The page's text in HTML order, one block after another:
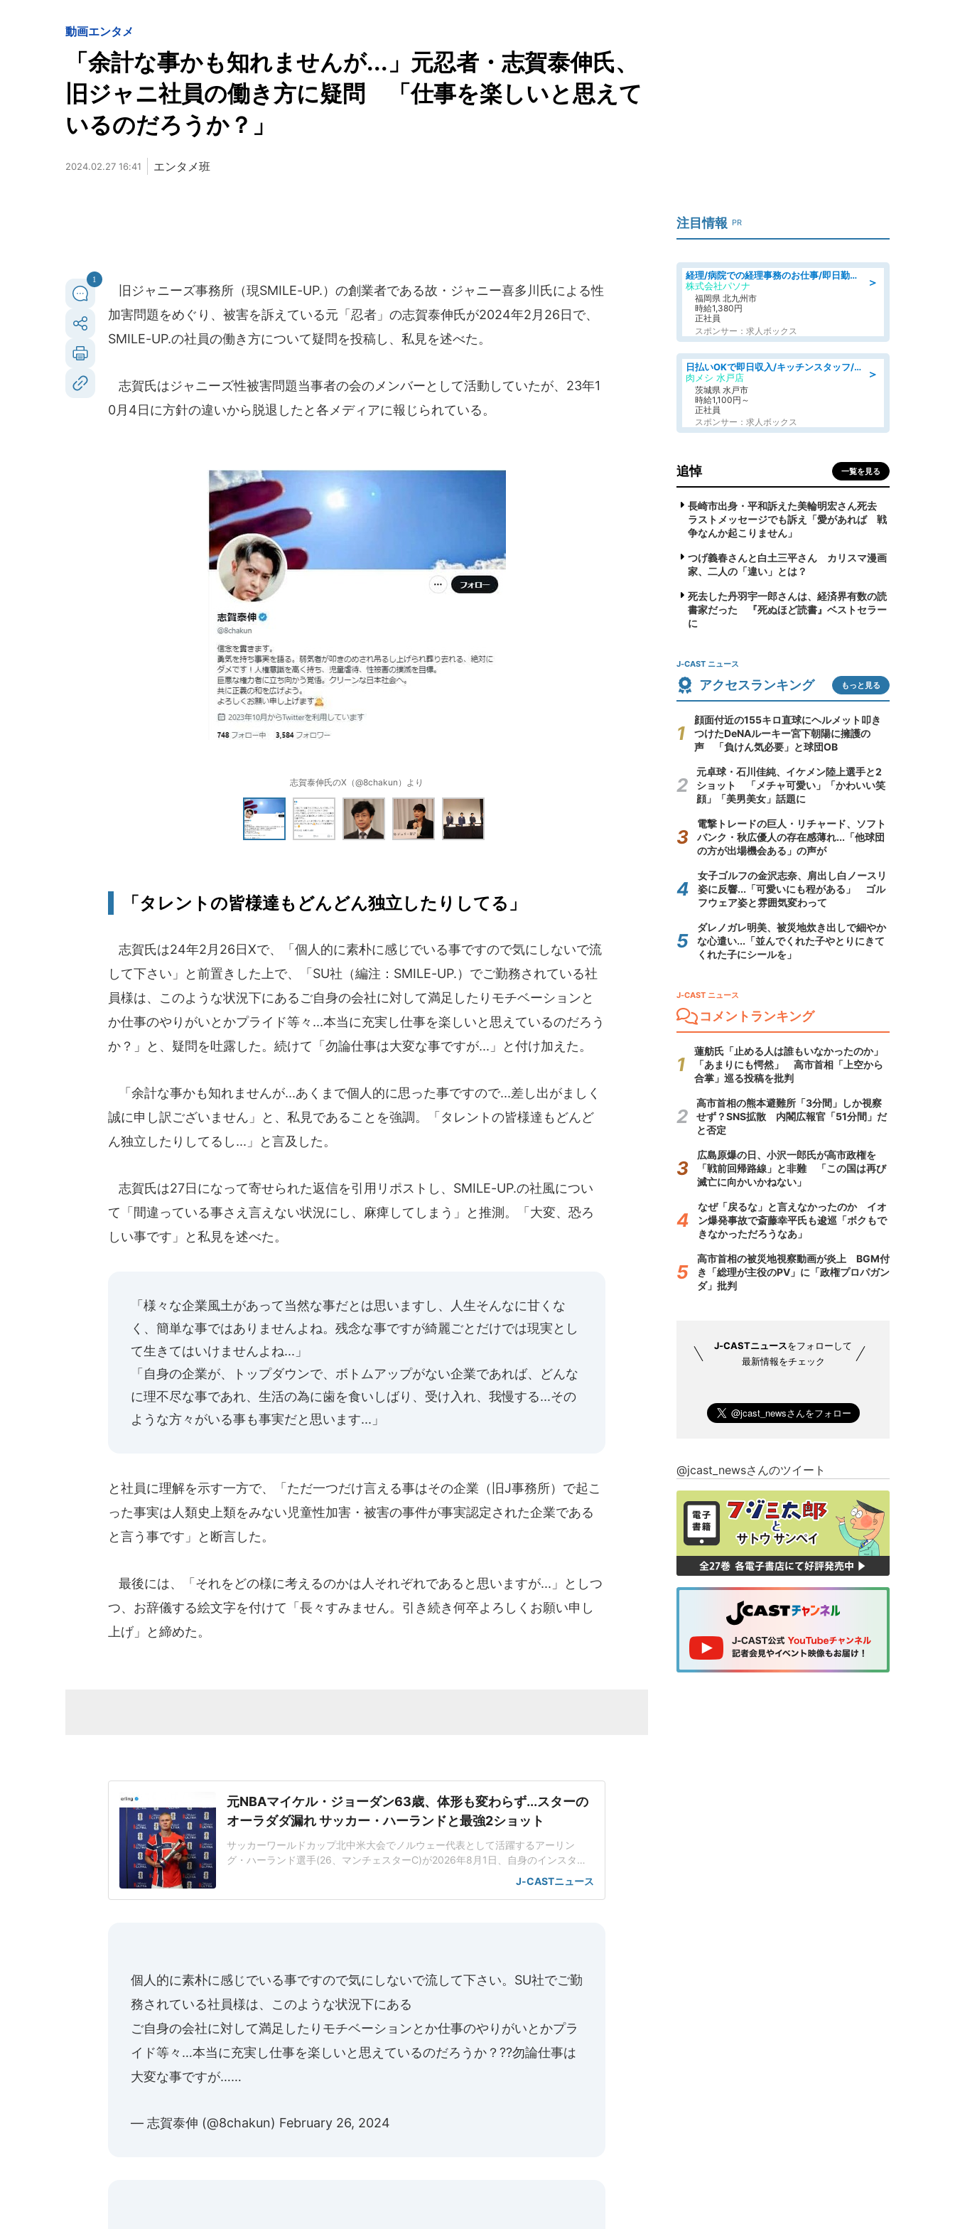
動画エンタメ
「余計な事かも知れませんが...」元忍者・志賀泰伸氏、
旧ジャニ社員の働き方に疑問 「仕事を楽しいと思えて
いるのだろうか？」
2024.02.27 16:41 エンタメ班
1
旧ジャニーズ事務所（現SMILE-UP.）の創業者である故・ジャニー喜多川氏による性
加害問題をめぐり、被害を訴えている元「忍者」の志賀泰伸氏が2024年2月26日で、
SMILE-UP.の社員の働き方について疑問を投稿し、私見を述べた。
志賀氏はジャニーズ性被害問題当事者の会のメンバーとして活動していたが、23年1
0月4日に方針の違いから脱退したと各メディアに報じられている。
志賀泰伸氏のX（@8chakun）より
「タレントの皆様達もどんどん独立したりしてる」
志賀氏は24年2月26日Xで、「個人的に素朴に感じでいる事ですので気にしないで流
して下さい」と前置きした上で、「SU社（編注：SMILE-UP.）でご勤務されている社
員様は、このような状況下にあるご自身の会社に対して満足したりモチベーションと
か仕事のやりがいとかプライド等々...本当に充実し仕事を楽しいと思えているのだろう
か？」と、疑問を吐露した。続けて「勿論仕事は大変な事ですが...」と付け加えた。
「余計な事かも知れませんが...あくまで個人的に思った事ですので...差し出がましく
誠に申し訳ございません」と、私見であることを強調。「タレントの皆様達もどんど
ん独立したりしてるし...」と言及した。
志賀氏は27日になって寄せられた返信を引用リポストし、SMILE-UP.の社風につい
て「間違っている事さえ言えない状況にし、麻痺してしまう」と推測。「大変、恐ろ
しい事です」と私見を述べた。
「様々な企業風土があって当然な事だとは思いますし、人生そんなに甘くな
く、簡単な事ではありませんよね。残念な事ですが綺麗ごとだけでは現実とし
て生きてはいけませんよね...」
「自身の企業が、トップダウンで、ボトムアップがない企業であれば、どんな
に理不尽な事であれ、生活の為に歯を食いしばり、受け入れ、我慢する...その
ような方々がいる事も事実だと思います...」
と社員に理解を示す一方で、「ただ一つだけ言える事はその企業（旧J事務所）で起こ
った事実は人類史上類をみない児童性加害・被害の事件が事実認定された企業である
と言う事です」と断言した。
最後には、「それをどの様に考えるのかは人それぞれであると思いますが...」としつ
つ、お辞儀する絵文字を付けて「長々すみません。引き続き何卒よろしくお願い申し
上げ」と締めた。
元NBAマイケル・ジョーダン63歳、体形も変わらず...スターの
オーラダダ漏れ サッカー・ハーランドと最強2ショット
サッカーワールドカップ北中米大会でノルウェー代表として活躍するアーリン
グ・ハーランド選手(26、マンチェスターC)が2026年8月1日、自身のインスタグ
ラムを更新。NBAのレジェンド選手マイケル・ジョーダンさん(63)との肩組みシ
ョットを披露した。ハーランド&ジョーダンの肩組みショットハーランド選手は、
J-CASTニュース
個人的に素朴に感じでいる事ですので気にしないで流して下さい。SU社でご勤
務されている社員様は、このような状況下にある
ご自身の会社に対して満足したりモチベーションとか仕事のやりがいとかプラ
イド等々…本当に充実し仕事を楽しいと思えているのだろうか？??勿論仕事は
大変な事ですが……
— 志賀泰伸 (@8chakun) February 26, 2024
注目情報 PR
＞
経理/病院での経理事務のお仕事/即日勤務可/車通勤可/経理/一般事務
株式会社パソナ
福岡県 北九州市
時給1,380円
正社員
スポンサー：求人ボックス
＞
日払いOKで即日収入/キッチンスタッフ/「原付免許必須」デリバリー業務など、自己成長可能な幅広い仕事に挑戦!髪型自由&ピアス・ネイルOK/茨城県/水戸市
肉メシ 水戸店
茨城県 水戸市
時給1,100円～
正社員
スポンサー：求人ボックス
追悼 一覧を見る
長崎市出身・平和訴えた美輪明宏さん死去
ラストメッセージでも訴え「愛があれば 戦
争なんか起こりません」
つげ義春さんと白土三平さん カリスマ漫画
家、二人の「違い」とは？
死去した丹羽宇一郎さんは、経済界有数の読
書家だった 『死ぬほど読書』ベストセラー
に
J-CAST ニュース
アクセスランキング もっと見る
顔面付近の155キロ直球にヘルメット叩き
つけたDeNAルーキー宮下朝陽に擁護の
声 「負けん気必要」と球団OB
元卓球・石川佳純、イケメン陸上選手と2
ショット 「メチャ可愛い」「かわいい笑
顔」「美男美女」話題に
電撃トレードの巨人・リチャード、ソフト
バンク・秋広優人の存在感薄れ...「他球団
の方が出場機会ある」の声が
女子ゴルフの金沢志奈、肩出し白ノースリ
姿に反響...「可愛いにも程がある」 ゴル
フウェア姿と雰囲気変わって
ダレノガレ明美、被災地炊き出しで細やか
な心遣い...「並んでくれた子やとりにきて
くれた子にシールを」
J-CAST ニュース
コメントランキング
蓮舫氏「止める人は誰もいなかったのか」
「あまりにも愕然」 高市首相「上空から
合掌」巡る投稿を批判
高市首相の熊本避難所「3分間」しか視察
せず？SNS拡散 内閣広報官「51分間」だ
と否定
広島原爆の日、小沢一郎氏が高市政権を
「戦前回帰路線」と非難 「この国は再び
滅亡に向かいかねない」
なぜ「戻るな」と言えなかったのか イオ
ン爆発事故で斎藤幸平氏も逡巡「ボクもで
きなかっただろうなあ」
高市首相の被災地視察動画が炎上 BGM付
き「総理が主役のPV」に「政権プロパガン
ダ」批判
J-CASTニュースをフォローして
最新情報をチェック
@jcast_newsさんのツイート